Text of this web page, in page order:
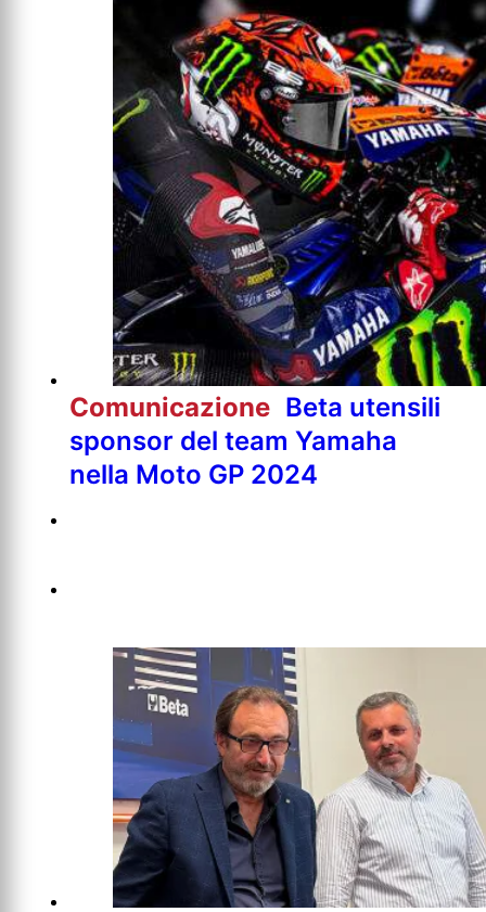
Comunicazione Beta utensili
sponsor del team Yamaha
nella Moto GP 2024